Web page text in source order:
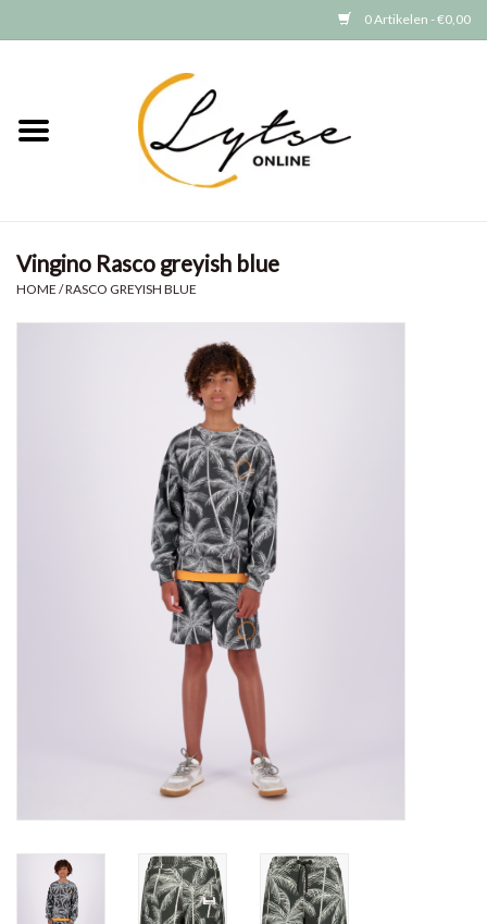
0 Artikelen - €0,00
Meisjes
GRATIS VERZENDEN (vanaf EUR
Vingino Rasco greyish blue
HOME /RASCO GREYISH BLUE